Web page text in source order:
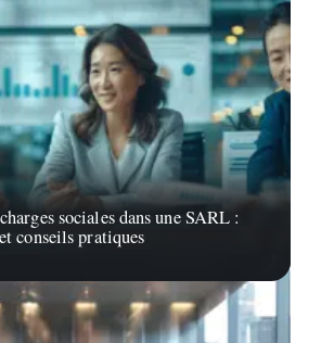
sociales dans une SARL :
conseils pratiques